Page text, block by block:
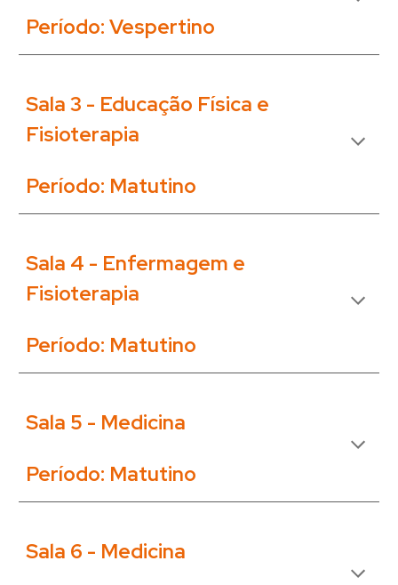
Período: Vespertino
Sala 3 - Educação Física e
Fisioterapia
Período: Matutino
Sala 4 - Enfermagem e
Fisioterapia
Período: Matutino
Sala 5 - Medicina
Período: Matutino
Sala 6 - Medicina